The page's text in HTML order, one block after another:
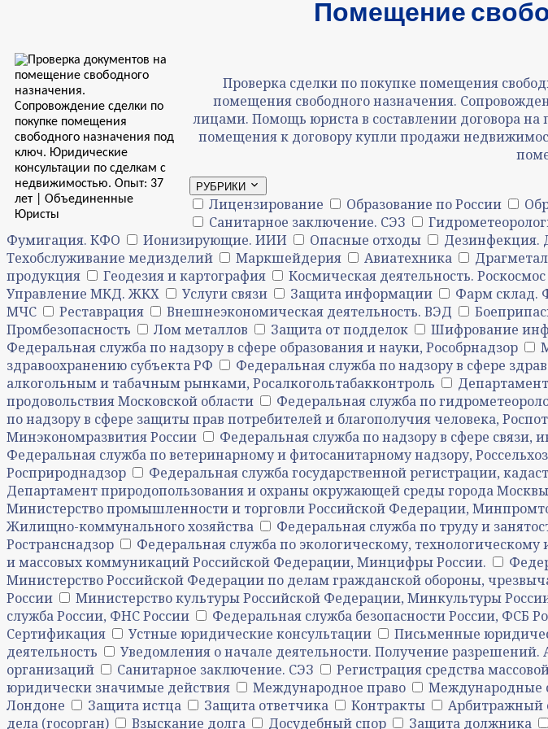
Помещение
Проверка сделки по покупке помещения
помещения свободного назначения.
лицами. Помощь юриста в составлении договора
помещения к договору купли продажи
РУБРИКИ
Лицензирование Образование по России
Санитарное заключение. СЭЗ
Фумигация. КФО
Ионизирующие. ИИИ Опасные отходы Дезинфекция.
Техобслуживание медизделий
Маркшейдерия Авиатехника
продукция
Геодезия и картография Космическая деятельность. Роскосмос
Управление МКД. ЖКХ
Услуги связи Защита информации Фарм склад.
МЧС
Реставрация Внешнеэкономическая деятельность. ВЭД
Промбезопасность
Лом металлов Защита от подделок Шифрование
Федеральная служба по надзору в сфере образования и науки, Рособрнадзор
здравоохранению субъекта РФ
Федеральная служба по надзору в сфере
алкогольным и табачным рынками, Росалкогольтабакконтроль
продовольствия Московской области
Федеральная служба по
по надзору в сфере защиты прав потребителей и благополучия человека,
Минэкономразвития России
Федеральная служба по надзору в сфере
Федеральная служба по ветеринарному и фитосанитарному надзору,
Росприроднадзор
Федеральная служба государственной регистрации,
Департамент природопользования и охраны окружающей среды города Москвы
Министерство промышленности и торговли Российской Федерации,
Жилищно-коммунального хозяйства
Федеральная служба по труду и
Ространснадзор
Федеральная служба по экологическому, технологическому
и массовых коммуникаций Российской Федерации, Минцифры России.
Министерство Российской Федерации по делам гражданской обороны,
России
Министерство культуры Российской Федерации, Минкультуры
служба России, ФНС России
Федеральная служба безопасности России, ФСБ
Сертификация
Устные юридические консультации Письменные
деятельность
Уведомления о начале деятельности. Получение разрешений.
организаций
Санитарное заключение. СЭЗ Регистрация средства
юридически значимые действия
Международное право Международные
Лондоне
Защита истца Защита ответчика Контракты Арбитражный
дела (госорган)
Взыскание долга Досудебный спор Защита должника